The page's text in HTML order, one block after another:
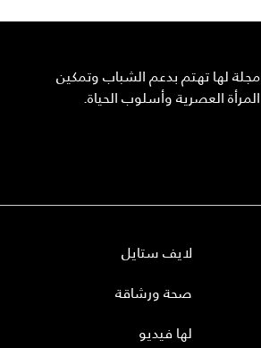
مجلة لها تهتم بدعم الشباب وتمكين
المرأة العصرية وأسلوب الحياة.
لايف ستايل
صحة ورشاقة
لها فيديو